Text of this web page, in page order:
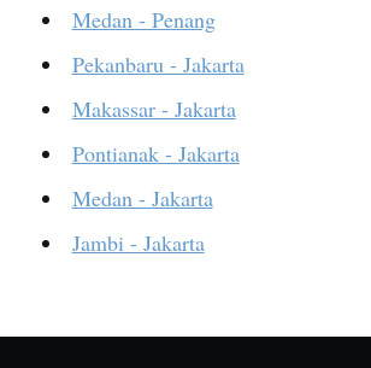
Medan - Penang
Pekanbaru - Jakarta
Makassar - Jakarta
Pontianak - Jakarta
Medan - Jakarta
Jambi - Jakarta